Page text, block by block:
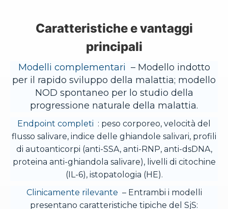
Caratteristiche e vantaggi
principali
Modelli complementari – Modello indotto
per il rapido sviluppo della malattia; modello
NOD spontaneo per lo studio della
progressione naturale della malattia.
Endpoint completi : peso corporeo, velocità del
flusso salivare, indice delle ghiandole salivari, profili
di autoanticorpi (anti-SSA, anti-RNP, anti-dsDNA,
proteina anti-ghiandola salivare), livelli di citochine
(IL-6), istopatologia (HE).
Clinicamente rilevante – Entrambi i modelli
presentano caratteristiche tipiche del SjS: